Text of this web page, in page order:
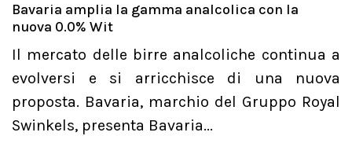
Bavaria amplia la gamma analcolica con la
nuova 0.0% Wit
Il mercato delle birre analcoliche continua a
evolversi e si arricchisce di una nuova
proposta. Bavaria, marchio del Gruppo Royal
Swinkels, presenta Bavaria...